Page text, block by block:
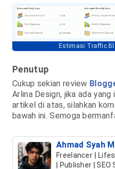
Estimasi Traffic
Penutup
Cukup sekian review
Arlina Design, jika ada
artikel di atas, silahkan
bawah ini. Semoga
Ahmad Syah
Freelancer |
| Publisher |